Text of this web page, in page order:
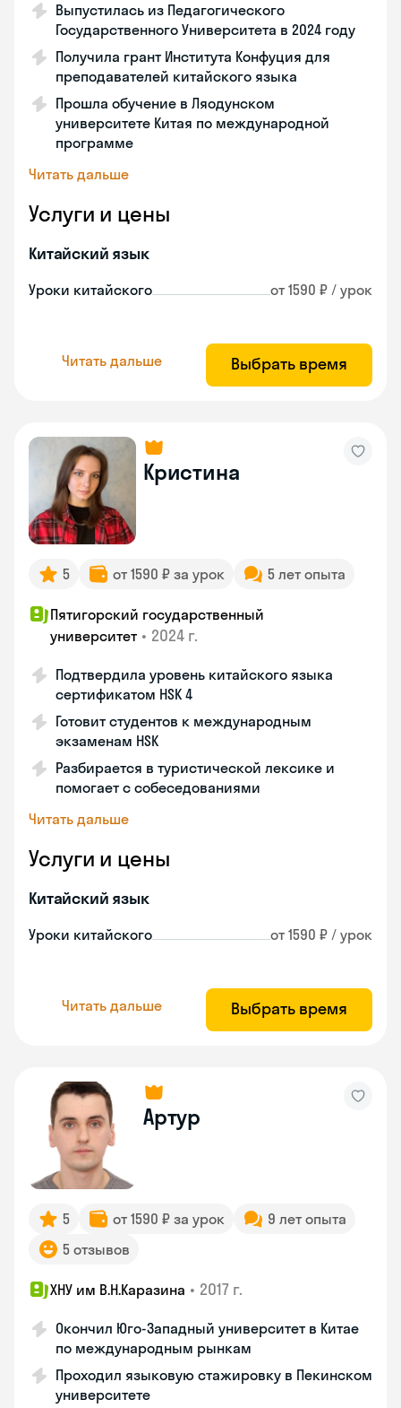
Выпустилась из Педагогического
Государственного Университета в 2024 году
Получила грант Института Конфуция для
преподавателей китайского языка
Прошла обучение в Ляодунском
университете Китая по международной
программе
Читать дальше
Услуги и цены
Китайский язык
Уроки китайского от 1590 ₽ / урок
Читать дальше Выбрать время
Кристина
5 от 1590 ₽ за урок 5 лет опыта
Пятигорский государственный
университет • 2024 г.
Подтвердила уровень китайского языка
сертификатом HSK 4
Готовит студентов к международным
экзаменам HSK
Разбирается в туристической лексике и
помогает с собеседованиями
Читать дальше
Услуги и цены
Китайский язык
Уроки китайского от 1590 ₽ / урок
Читать дальше Выбрать время
Артур
5 от 1590 ₽ за урок
9 лет опыта
5 отзывов
ХНУ им В.Н.Каразина • 2017 г.
Окончил Юго-Западный университет в Китае
по международным рынкам
Проходил языковую стажировку в Пекинском
университете